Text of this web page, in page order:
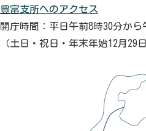
豊富支所へのアクセス
開庁時間：平日午前8時30分から
（土日・祝日・年末年始12月29